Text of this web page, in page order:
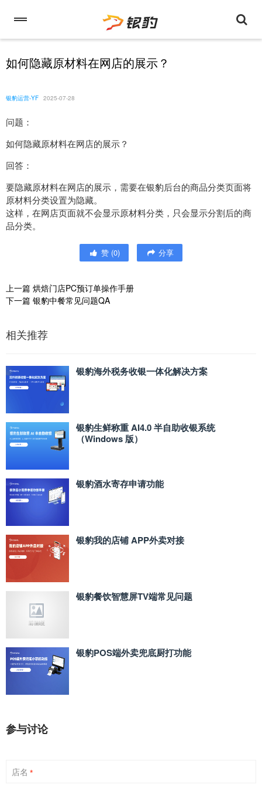
如何隐藏原材料在网店的展示？
银豹运营-YF 2025-07-28
问题：
如何隐藏原材料在网店的展示？
回答：
要隐藏原材料在网店的展示，需要在银豹后台的商品分类页面将
原材料分类设置为隐藏。
这样，在网店页面就不会显示原材料分类，只会显示分割后的商
品分类。
赞 (0) 分享
上一篇 烘焙门店PC预订单操作手册
下一篇 银豹中餐常见问题QA
相关推荐
银豹海外税务收银一体化解决方案
银豹生鲜称重 AI4.0 半自助收银系统
（Windows 版）
银豹酒水寄存申请功能
银豹我的店铺 APP外卖对接
银豹餐饮智慧屏TV端常见问题
银豹POS端外卖兜底厨打功能
参与讨论
店名 *